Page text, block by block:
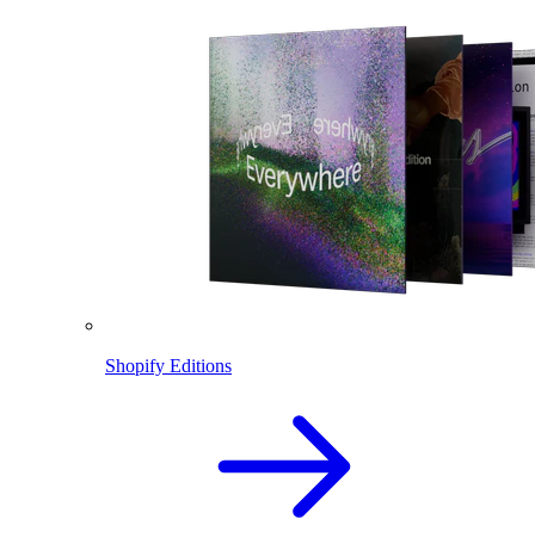
Shopify Editions